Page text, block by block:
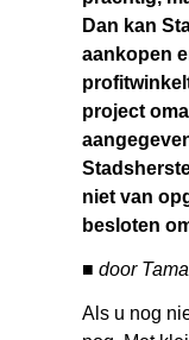
Dan kan
aankopen
project
niet van
besloten
■ door
Als u nog